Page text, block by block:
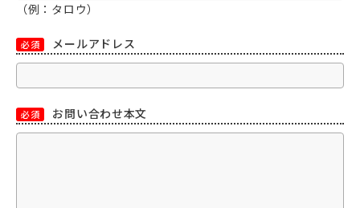
（例：タロウ）
必須 メールアドレス
必須 お問い合わせ本文